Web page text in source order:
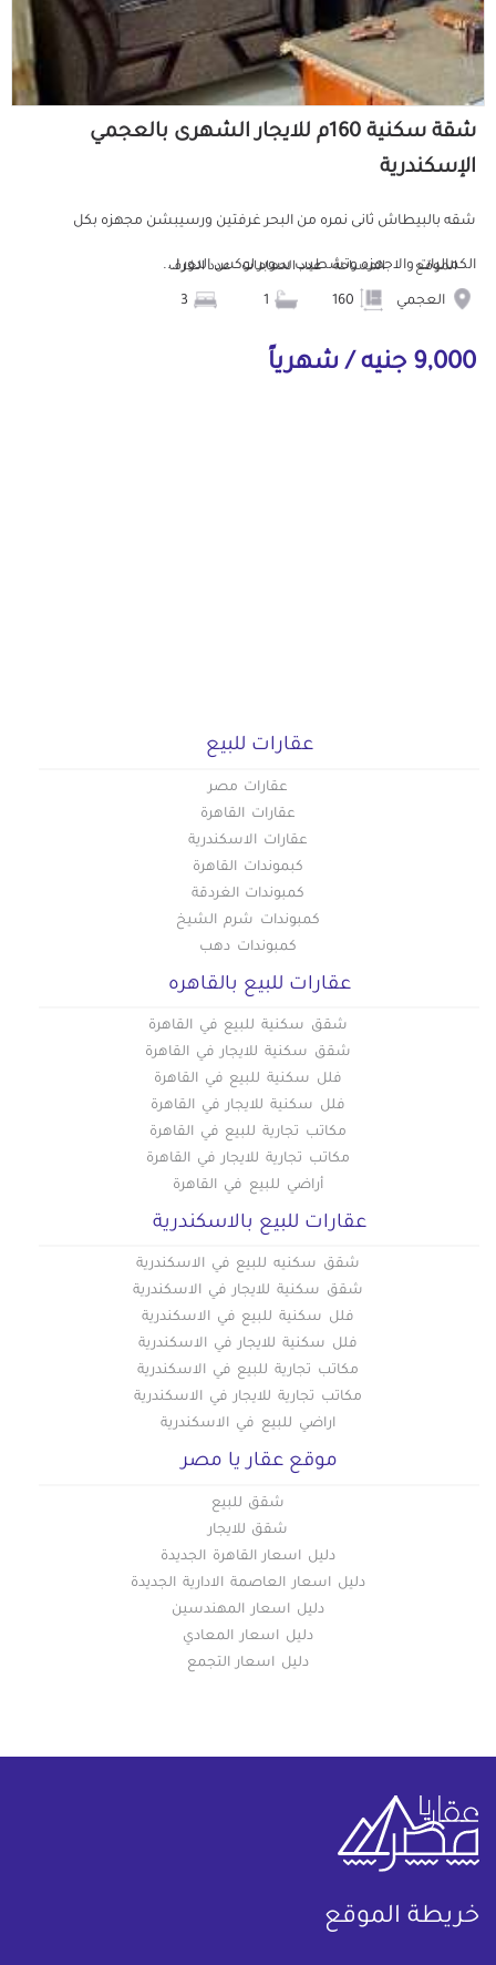
شقة سكنية 160م للايجار الشهرى بالعجمي
الإسكندرية
شقه بالبيطاش ثانى نمره من البحر غرفتين ورسيبشن مجهزه بكل
الكماليات والاجهزه وتشطيب سوبر لوكس الدور ا...
الموقع
العجمي
المساحة عدد الحمامات عدد الغرف
9,000 جنيه / شهرياً
عقارات للبيع
عقارات مصر
عقارات القاهرة
عقارات الاسكندرية
كبموندات القاهرة
كمبوندات الغردقة
كمبوندات شرم الشيخ
كمبوندات دهب
عقارات للبيع بالقاهره
شقق سكنية للبيع في القاهرة
شقق سكنية للايجار في القاهرة
فلل سكنية للبيع في القاهرة
فلل سكنية للايجار في القاهرة
مكاتب تجارية للبيع في القاهرة
مكاتب تجارية للايجار في القاهرة
أراضي للبيع في القاهرة
عقارات للبيع بالاسكندرية
شقق سكنيه للبيع في الاسكندرية
شقق سكنية للايجار في الاسكندرية
فلل سكنية للبيع في الاسكندرية
فلل سكنية للايجار في الاسكندرية
مكاتب تجارية للبيع في الاسكندرية
مكاتب تجارية للايجار في الاسكندرية
اراضي للبيع في الاسكندرية
موقع عقار يا مصر
شقق للبيع
شقق للايجار
دليل اسعار القاهرة الجديدة
دليل اسعار العاصمة الادارية الجديدة
دليل اسعار المهندسين
دليل اسعار المعادي
دليل اسعار التجمع
خريطة الموقع